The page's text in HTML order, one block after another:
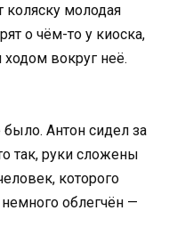
коляску молодая
о чём-то у киоска,
вокруг неё.
Антон сидел за
так, руки сложены
которого
облегчён —